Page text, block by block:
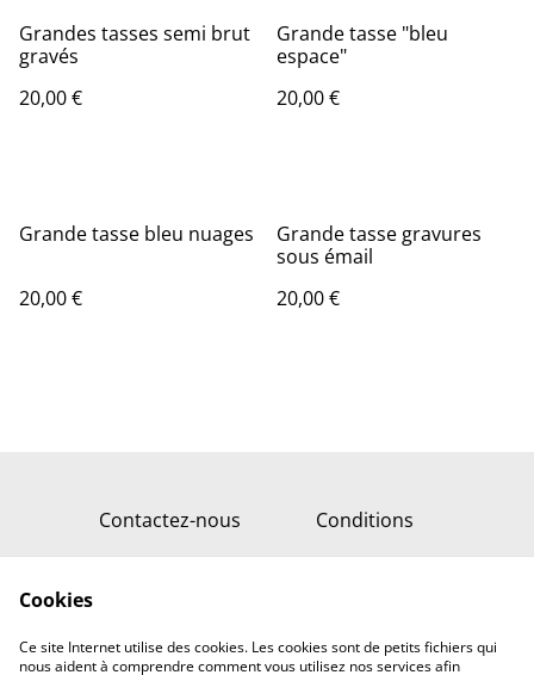
Grandes tasses semi brut
gravés
20,00 €
Grande tasse "bleu
espace"
20,00 €
Grande tasse bleu nuages
20,00 €
Grande tasse gravures
sous émail
20,00 €
Contactez-nous
Retourner sur
Conditions
confidentialité
Cookies
Ce site Internet utilise des cookies. Les cookies sont de petits fichiers qui
nous aident à comprendre comment vous utilisez nos services afin